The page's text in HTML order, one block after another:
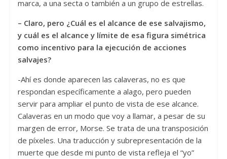
marca, a una secta o también a un grupo de estrellas.
– Claro, pero ¿Cuál es el alcance de ese salvajismo,
y cuál es el alcance y límite de esa figura simétrica
como incentivo para la ejecución de acciones
salvajes?
-Ahí es donde aparecen las calaveras, no es que
respondan específicamente a alago, pero pueden
servir para ampliar el punto de vista de ese alcance.
Calaveras en un modo que voy a llamar, a pesar de su
margen de error, Morse. Se trata de una transposición
de píxeles. Una traducción y subrepresentación de la
muerte que desde mi punto de vista refleja el “yo”